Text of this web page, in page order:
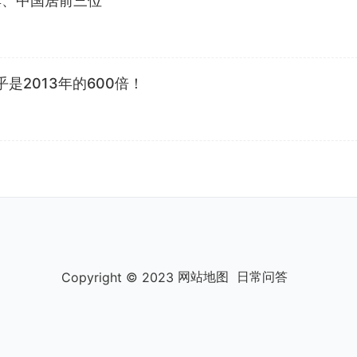
是2013年的600倍！
Copyright © 2023 网站地图 日常问答